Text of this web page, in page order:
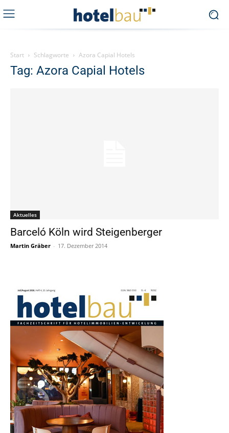
Start Schlagworte Azora Capial Hotels
Tag: Azora Capial Hotels
Aktuelles
Barceló Köln wird Steigenberger
Martin Gräber - 17. Dezember 2014